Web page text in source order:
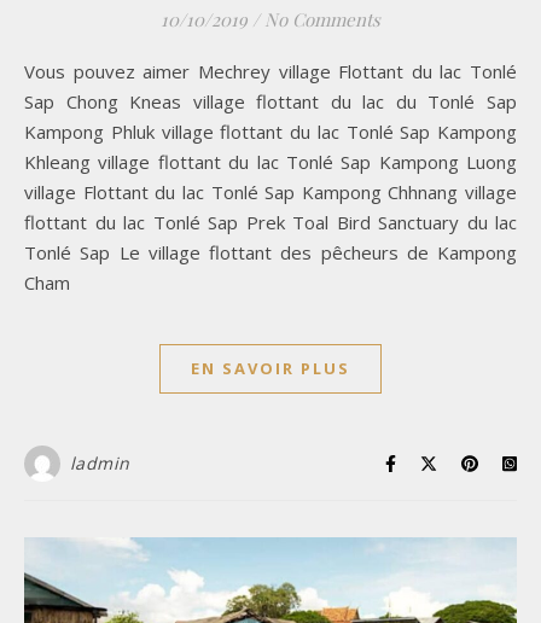
10/10/2019 / No Comments
Vous pouvez aimer Mechrey village Flottant du lac Tonlé
Sap Chong Kneas village flottant du lac du Tonlé Sap
Kampong Phluk village flottant du lac Tonlé Sap Kampong
Khleang village flottant du lac Tonlé Sap Kampong Luong
village Flottant du lac Tonlé Sap Kampong Chhnang village
flottant du lac Tonlé Sap Prek Toal Bird Sanctuary du lac
Tonlé Sap Le village flottant des pêcheurs de Kampong
Cham
EN SAVOIR PLUS
ladmin